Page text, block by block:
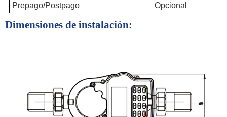
Prepago/Postpago
Opcional
Dimensiones de instalación: